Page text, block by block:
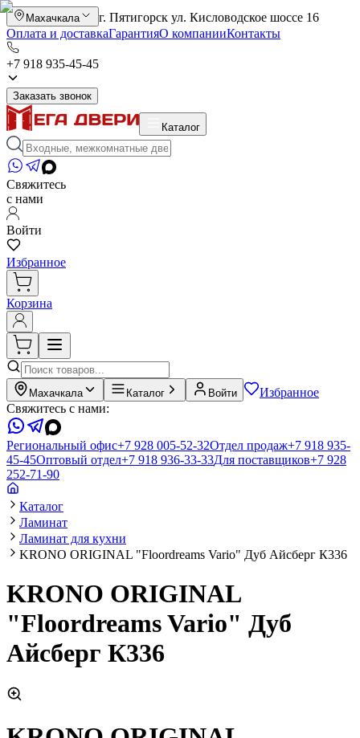
Махачкала
г. Пятигорск ул. Кисловодское шоссе 16
Оплата и доставкаГарантияО компанииКонтакты
+7 918 935-45-45
Заказать звонок
Каталог
Свяжитесь
с нами
Войти
Избранное
Корзина
Махачкала Каталог Войти
Избранное
Свяжитесь с нами:
Региональный офис+7 928 005-52-32Отдел продаж+7 918 935-
45-45Оптовый отдел+7 918 936-33-33Для поставщиков+7 928
252-71-90
Каталог
Ламинат
Ламинат для кухни
KRONO ORIGINAL "Floordreams Vario" Дуб Айсберг К336
KRONO ORIGINAL
"Floordreams Vario" Дуб
Айсберг К336